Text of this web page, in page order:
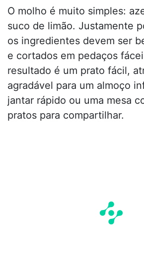
O molho é muito simples:
suco de limão. Justamente
os ingredientes devem ser
e cortados em pedaços
resultado é um prato fácil,
agradável para um almoço
jantar rápido ou uma mesa
pratos para compartilhar.